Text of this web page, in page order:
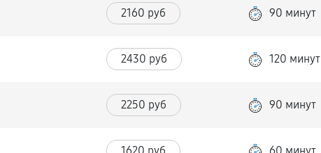
2160 руб 90 минут
2430 руб 120 минут
2250 руб 90 минут